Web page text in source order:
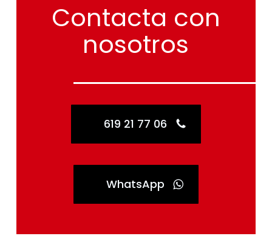
Contacta con
nosotros
619 21 77 06
WhatsApp